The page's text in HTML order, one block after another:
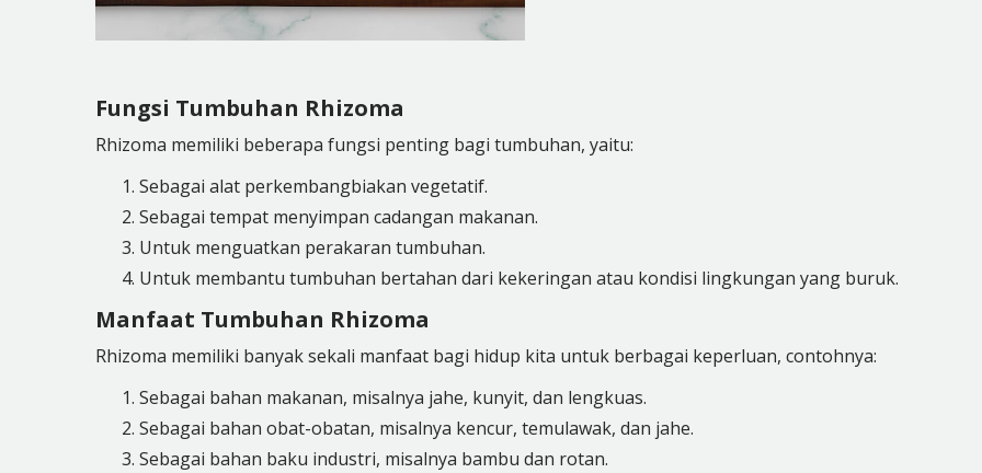
Fungsi Tumbuhan Rhizoma
Rhizoma memiliki beberapa fungsi penting bagi tumbuhan, yaitu:
Sebagai alat perkembangbiakan vegetatif.
Sebagai tempat menyimpan cadangan makanan.
Untuk menguatkan perakaran tumbuhan.
Untuk membantu tumbuhan bertahan dari kekeringan atau kondisi lingkungan yang buruk.
Manfaat Tumbuhan Rhizoma
Rhizoma memiliki banyak sekali manfaat bagi hidup kita untuk berbagai keperluan, contohnya:
Sebagai bahan makanan, misalnya jahe, kunyit, dan lengkuas.
Sebagai bahan obat-obatan, misalnya kencur, temulawak, dan jahe.
Sebagai bahan baku industri, misalnya bambu dan rotan.